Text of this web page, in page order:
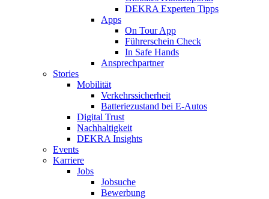
DEKRA Experten Tipps
Apps
On Tour App
Führerschein Check
In Safe Hands
Ansprechpartner
Stories
Mobilität
Verkehrssicherheit
Batteriezustand bei E-Autos
Digital Trust
Nachhaltigkeit
DEKRA Insights
Events
Karriere
Jobs
Jobsuche
Bewerbung